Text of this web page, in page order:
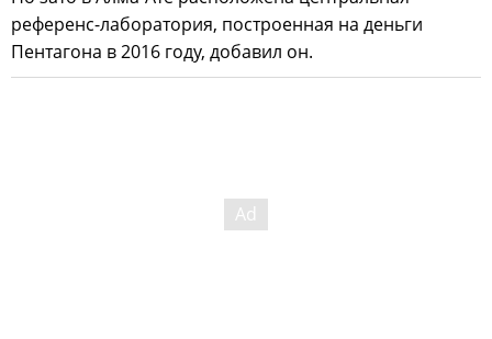
референс-лаборатория, построенная на деньги
Пентагона в 2016 году, добавил он.